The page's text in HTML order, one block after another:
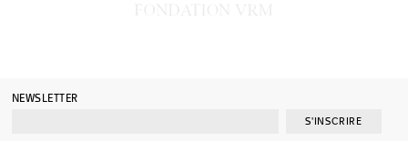
NEWSLETTER
S'INSCRIRE